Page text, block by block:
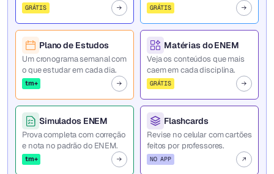
GRÁTIS GRÁTIS
Plano de Estudos
Um cronograma semanal com
o que estudar em cada dia.
tm+
Matérias do ENEM
Veja os conteúdos que mais
caem em cada disciplina.
GRÁTIS
Simulados ENEM
Prova completa com correção
e nota no padrão do ENEM.
tm+
Flashcards
Revise no celular com cartões
feitos por professores.
NO APP